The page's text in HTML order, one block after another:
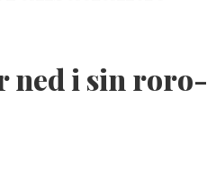
ned i sin roro-